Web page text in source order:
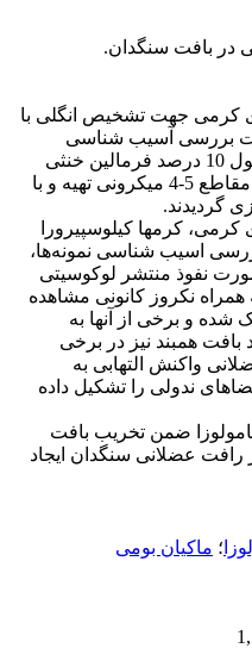
در بافت سنگدان.
کرمی جهت تشخیص انگلی با
بررسی آسیب شناسی
نمونه‌های بافتی از سنگهدان در محلول 10 درصد فرمالین خنثی
تثبیت و پس از مراحل پاساژ بافتی، مقاطع 5-4 میکرونی تهیه و با
گردیدند.
کرمها کیلوسپیرورا
اسیب شناسی نمونه‌ها،
نفوذ منتشر لوکوسیتی
همراه نکروز کانونی مشاهده
شده و برخی از آنها به
بافت همبند نیز در برخی
واکنش التهابی به
ندولی را تشکیل داده
ضمن تخریب بافت
عضلانی سنگدان ایجاد
؛ ماکیان بومی